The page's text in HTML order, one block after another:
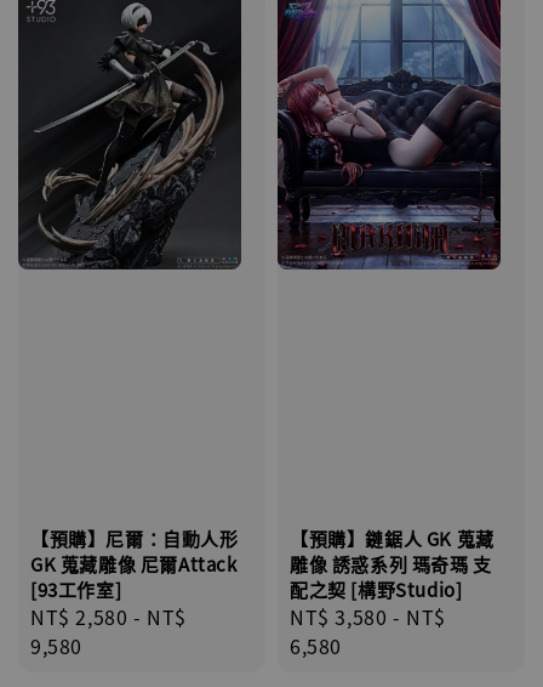
【預購】尼爾：自動人形
GK 蒐藏雕像 尼爾Attack
[93工作室]
Regular
price
NT$ 2,580 - NT$
9,580
【預購】鏈鋸人 GK 蒐藏
雕像 誘惑系列 瑪奇瑪 支
配之契 [構野Studio]
Regular
price
NT$ 3,580 - NT$
6,580